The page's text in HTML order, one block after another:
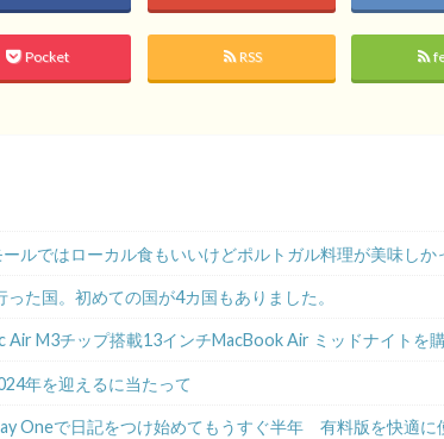
Pocket RSS
ールではローカル食もいいけどポルトガル料理が美味しか
った国。初めての国が4カ国もありました。
Air M3チップ搭載13インチMacBook Air ミッドナイトを
年を迎えるに当たって
Oneで日記をつけ始めてもうすぐ半年 有料版を快適に